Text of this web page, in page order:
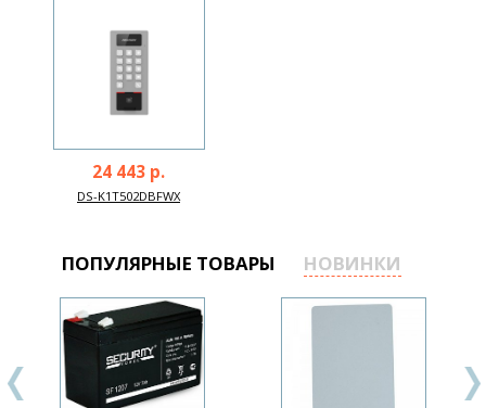
24 443 р.
DS-K1T502DBFWX
ПОПУЛЯРНЫЕ ТОВАРЫ НОВИНКИ